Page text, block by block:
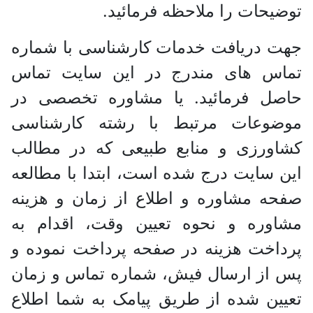
را ملاحظه فرمائید.
دریافت خدمات کارشناسی با شماره
های مندرج در این سایت تماس
فرمائید. یا مشاوره تخصصی در
مرتبط با رشته کارشناسی
و منابع طبیعی که در مطالب
درج شده است، ابتدا با مطالعه
مشاوره و اطلاع از زمان و هزینه
و نحوه تعیین وقت، اقدام به
هزینه در صفحه پرداخت نموده و
ارسال فیش، شماره تماس و زمان
شده از طریق پیامک به شما اطلاع